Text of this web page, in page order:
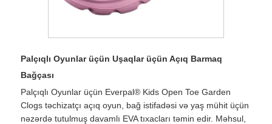
Palçıqlı Oyunlar üçün Uşaqlar üçün Açıq Barmaq
Bağçası
Palçıqlı Oyunlar üçün Everpal® Kids Open Toe Garden
Clogs təchizatçı açıq oyun, bağ istifadəsi və yaş mühit üçün
nəzərdə tutulmuş davamlı EVA tıxacları təmin edir. Məhsul,